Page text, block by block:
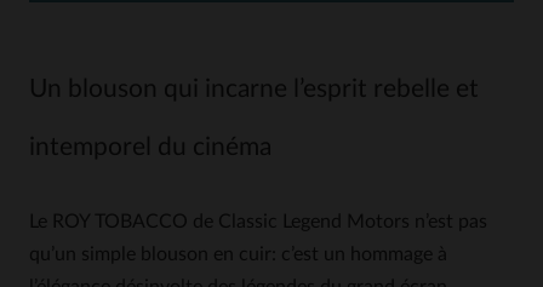
Un blouson qui incarne l’esprit rebelle et
intemporel du cinéma
Le ROY TOBACCO de Classic Legend Motors n’est pas
qu’un simple blouson en cuir: c’est un hommage à